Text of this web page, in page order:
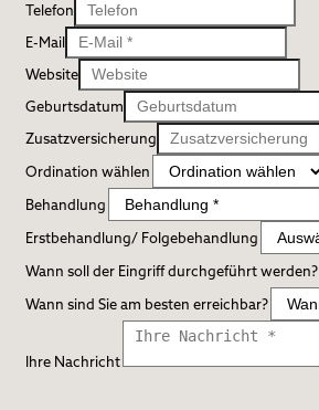
Telefon
E-Mail
Website
Geburtsdatum
Zusatzversicherung
Ordination wählen
Behandlung
Erstbehandlung/ Folgebehandlung
Wann soll der Eingriff durchgeführt werden?
Wann sind Sie am besten erreichbar?
Ihre Nachricht